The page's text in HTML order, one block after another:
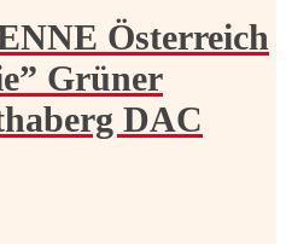
Österreich
Grüner
DAC